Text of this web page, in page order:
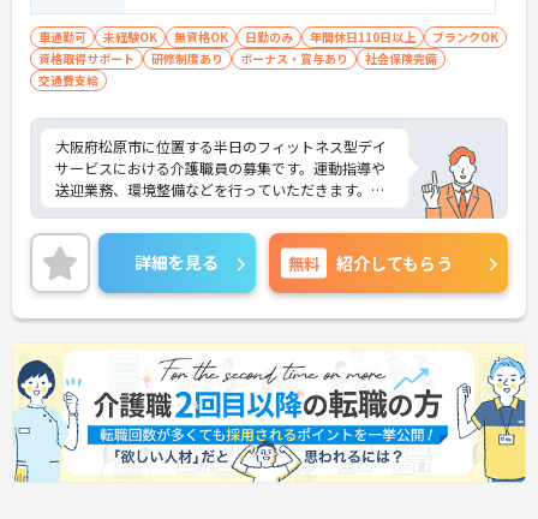
車通勤可 未経験OK 無資格OK 日勤のみ 年間休日110日以上
ブランクOK
資格取得サポート
研修制度あり ボーナス・賞与あり
社会保険完備
交通費支給
大阪府松原市に位置する半日のフィットネス型デイ
サービスにおける介護職員の募集です。運動指導や
送迎業務、環境整備などを行っていただきます。
年間休日は115日もあり、プライベートを大切にし
ながらご勤務いただけます。また、福利厚生充実が
充実しています。働きやすい環境が整っており、長
くご勤務いただけます。
ご興味のある方には、面接対策ポイントなど、さら
に詳細をお話しいたしますのでお気軽にご相談くだ
さい！
詳細を見る 無料 紹介してもらう